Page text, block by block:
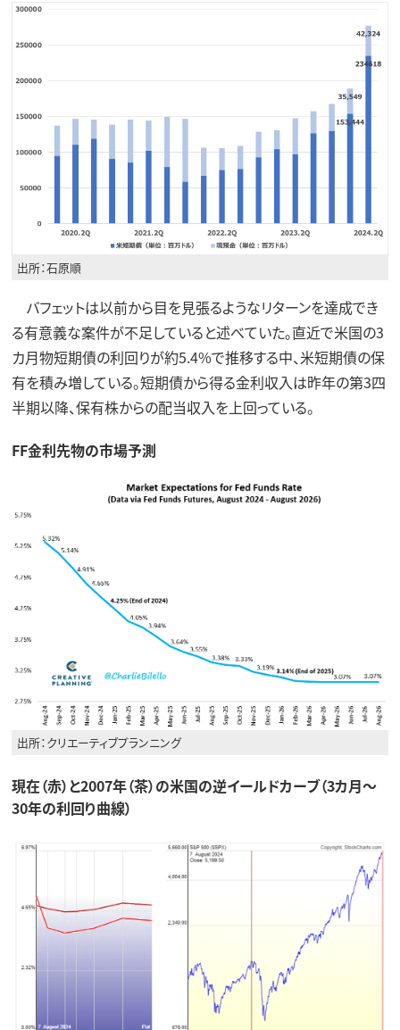
出所：石原順
バフェットは以前から目を見張るようなリターンを達成でき
る有意義な案件が不足していると述べていた。直近で米国の3
カ月物短期債の利回りが約5.4%で推移する中、米短期債の保
有を積み増している。短期債から得る金利収入は昨年の第3四
半期以降、保有株からの配当収入を上回っている。
FF金利先物の市場予測
出所：クリエーティブプランニング
現在（赤）と2007年（茶）の米国の逆イールドカーブ（3カ月～
30年の利回り曲線）